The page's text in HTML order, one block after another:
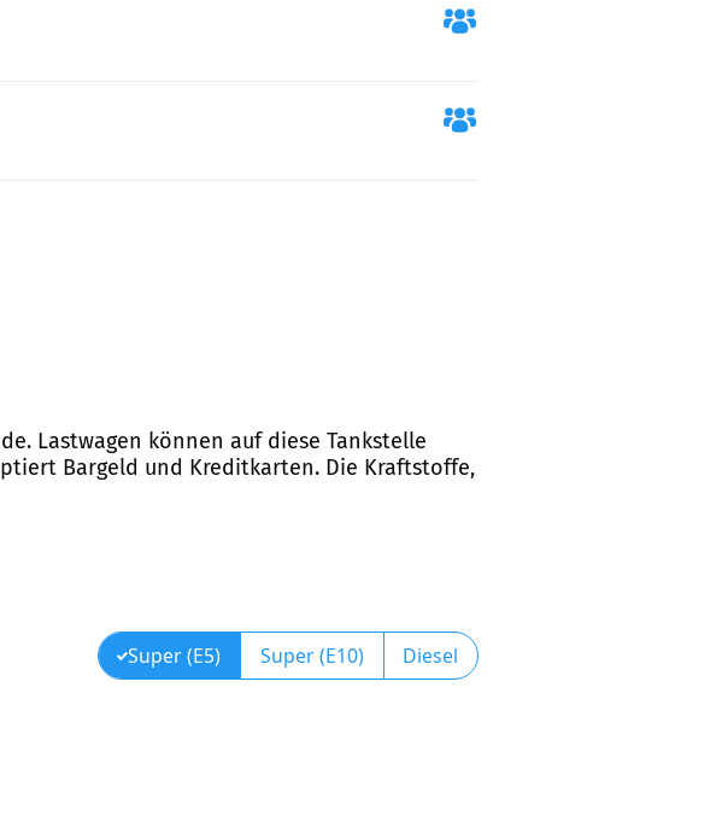
Lastwagen können auf diese Tankstelle
Bargeld und Kreditkarten. Die Kraftstoffe,
Super (E5) Super (E10) Diesel